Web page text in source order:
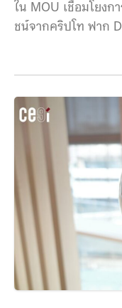
ใน MOU เชื่อมโยงก
ชน์จากคริปโท ฟาก
ทรัพย์และตลาดหลัก
คืบหน้าการตรวจสอ
(MOU) ระหว่างกร
กลุ่มทุนต่างชาติ รว
กรณีการสแกนม่านต
กรณีดังกล่าวสืบเนื่อง
การ หลังคณะผู้เชี่ยว
ข้อมูลส่วนบุคคลประ
โดยชัดแจ้งจากเจ้าข
ประชาชนจำนวนมากก